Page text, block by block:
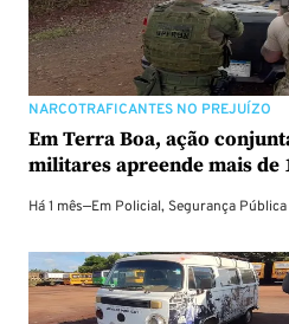
NARCOTRAFICANTES NO PREJUÍZO
Em Terra Boa, ação
militares apreende mais de
Há 1 mês—Em Policial, Segurança Pública